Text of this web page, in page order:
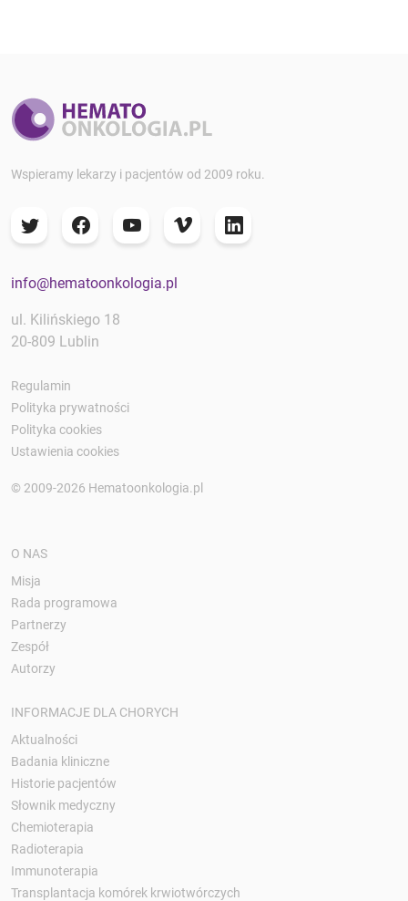
Wspieramy lekarzy i pacjentów od 2009 roku.
info@hematoonkologia.pl
ul. Kilińskiego 18
20-809 Lublin
Regulamin
Polityka prywatności
Polityka cookies
Ustawienia cookies
© 2009-2026 Hematoonkologia.pl
O NAS
Misja
Rada programowa
Partnerzy
Zespół
Autorzy
INFORMACJE DLA CHORYCH
Aktualności
Badania kliniczne
Historie pacjentów
Słownik medyczny
Chemioterapia
Radioterapia
Immunoterapia
Transplantacja komórek krwiotwórczych